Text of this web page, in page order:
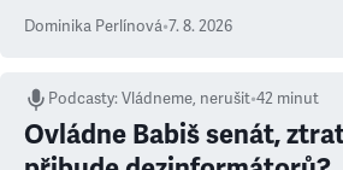
Dominika Perlínová•7. 8. 2026
Podcasty:Vládneme, nerušit•42 minut
Ovládne Babiš senát,